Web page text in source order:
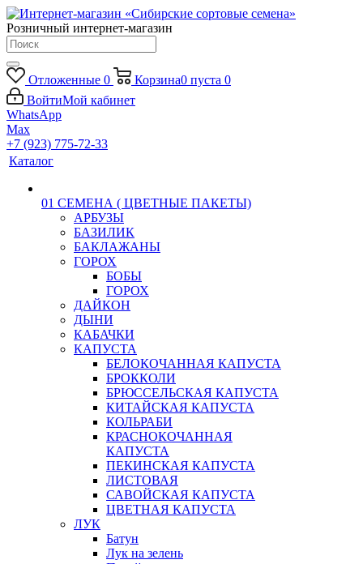
Розничный интернет-магазин
Отложенные 0 Корзина0 пуста 0
ВойтиМой кабинет
WhatsApp
Max
+7 (923) 775-72-33
Каталог
01 СЕМЕНА ( ЦВЕТНЫЕ ПАКЕТЫ)
АРБУЗЫ
БАЗИЛИК
БАКЛАЖАНЫ
ГОРОХ
БОБЫ
ГОРОХ
ДАЙКОН
ДЫНИ
КАБАЧКИ
КАПУСТА
БЕЛОКОЧАННАЯ КАПУСТА
БРОККОЛИ
БРЮССЕЛЬСКАЯ КАПУСТА
КИТАЙСКАЯ КАПУСТА
КОЛЬРАБИ
КРАСНОКОЧАННАЯ
КАПУСТА
ПЕКИНСКАЯ КАПУСТА
ЛИСТОВАЯ
САВОЙСКАЯ КАПУСТА
ЦВЕТНАЯ КАПУСТА
ЛУК
Батун
Лук на зелень